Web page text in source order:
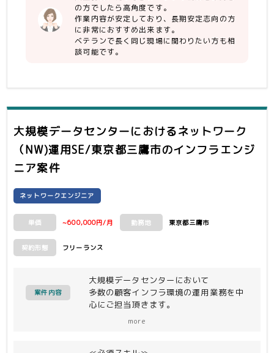
の方でしたら高角度です。
作業内容が安定しており、長期安定志向の方
に非常におすすめ出来ます。
ベテランで長く同じ現場に関わりたい方も相
談可能です。
大規模データセンターにおけるネットワーク
（NW)運用SE/東京都三鷹市のインフラエンジ
ニア案件
ネットワークエンジニア
単価 ~600,000円/月 勤務地 東京都三鷹市
契約形態 フリーランス
案件内容
大規模データセンターにおいて
多数の顧客インフラ環境の運用業務を中
心にご担当頂きます。
more